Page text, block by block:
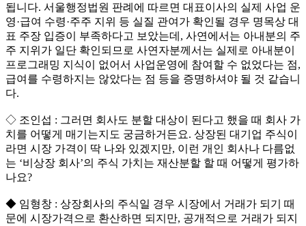
됩니다. 서울행정법원 판례에 따르면 대표이사의 실제 사업 운
영·급여 수령·주주 지위 등 실질 관여가 확인될 경우 명목상 대
표 주장 입증이 부족하다고 보았는데, 사연에서는 아내분의 주
주 지위가 일단 확인되므로 사연자분께서는 실제로 아내분이
프로그래밍 지식이 없어서 사업운영에 참여할 수 없었다는 점,
급여를 수령하지는 않았다는 점 등을 증명하셔야 될 것 같습니
다.
◇ 조인섭 : 그러면 회사도 분할 대상이 된다고 했을 때 회사 가
치를 어떻게 매기는지도 궁금하거든요. 상장된 대기업 주식이
라면 시장 가격이 딱 나와 있겠지만, 이런 개인 회사나 다름없
는 ‘비상장 회사’의 주식 가치는 재산분할 할 때 어떻게 평가하
나요?
◆ 임형창 : 상장회사의 주식일 경우 시장에서 거래가 되기 때
문에 시장가격으로 환산하면 되지만, 공개적으로 거래가 되지